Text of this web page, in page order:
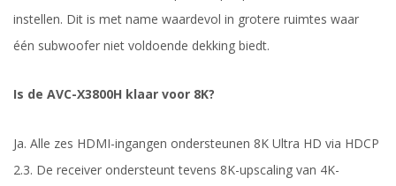
instellen. Dit is met name waardevol in grotere ruimtes waar
één subwoofer niet voldoende dekking biedt.
Is de AVC-X3800H klaar voor 8K?
Ja. Alle zes HDMI-ingangen ondersteunen 8K Ultra HD via HDCP
2.3. De receiver ondersteunt tevens 8K-upscaling van 4K-